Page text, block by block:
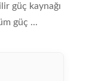
güç kaynağı
güç ...